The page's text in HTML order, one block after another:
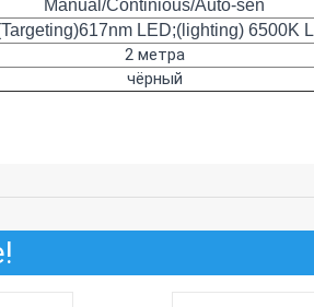
Manual/Continious/Auto-sen
LED;(lighting) 6500K L
2 метра
чёрный